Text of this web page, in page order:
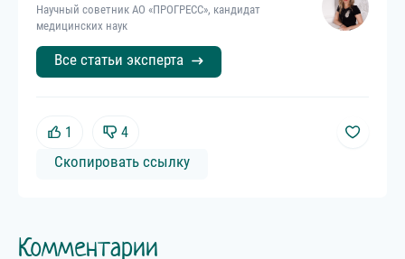
Научный советник АО «ПРОГРЕСС», кандидат
медицинских наук
Все статьи эксперта
1 4
Скопировать ссылку
Комментарии